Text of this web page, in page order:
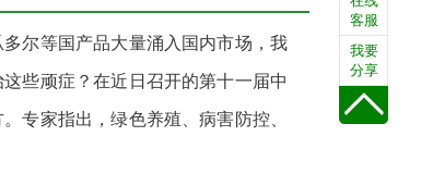
尔等国产品大量涌入国内市场，我
些顽症？在近日召开的第十一届中
专家指出，绿色养殖、病害防控、
客服
我要
分享